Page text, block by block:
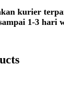
kurier
1-3 hari